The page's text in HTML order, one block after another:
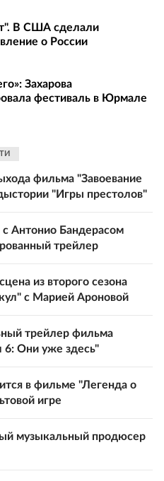
В США сделали
о России
Захарова
фестиваль в Юрмале
фильма "Завоевание
"Игры престолов"
с Антонио Бандерасом
трейлер
из второго сезона
с Марией Ароновой
трейлер фильма
6: Они уже здесь"
в фильме "Легенда о
игре
музыкальный продюсер